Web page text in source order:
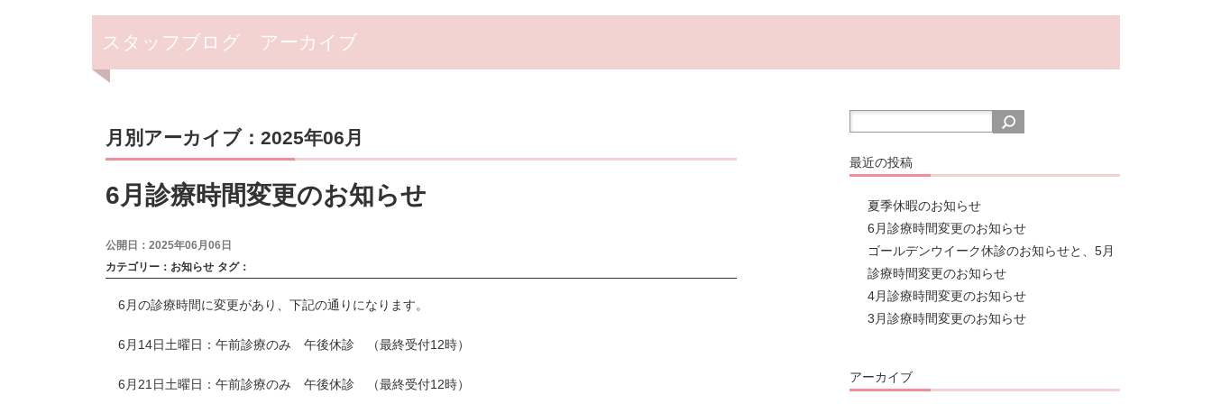
スタッフブログ アーカイブ
月別アーカイブ：2025年06月
6月診療時間変更のお知らせ
公開日：2025年06月06日
カテゴリー： お知らせ タグ：
6月の診療時間に変更があり、下記の通りになります。
6月14日土曜日：午前診療のみ 午後休診 （最終受付12時）
6月21日土曜日：午前診療のみ 午後休診 （最終受付12時）
最近の投稿
夏季休暇のお知らせ
6月診療時間変更のお知らせ
ゴールデンウイーク休診のお知らせと、5月
診療時間変更のお知らせ
4月診療時間変更のお知らせ
3月診療時間変更のお知らせ
アーカイブ